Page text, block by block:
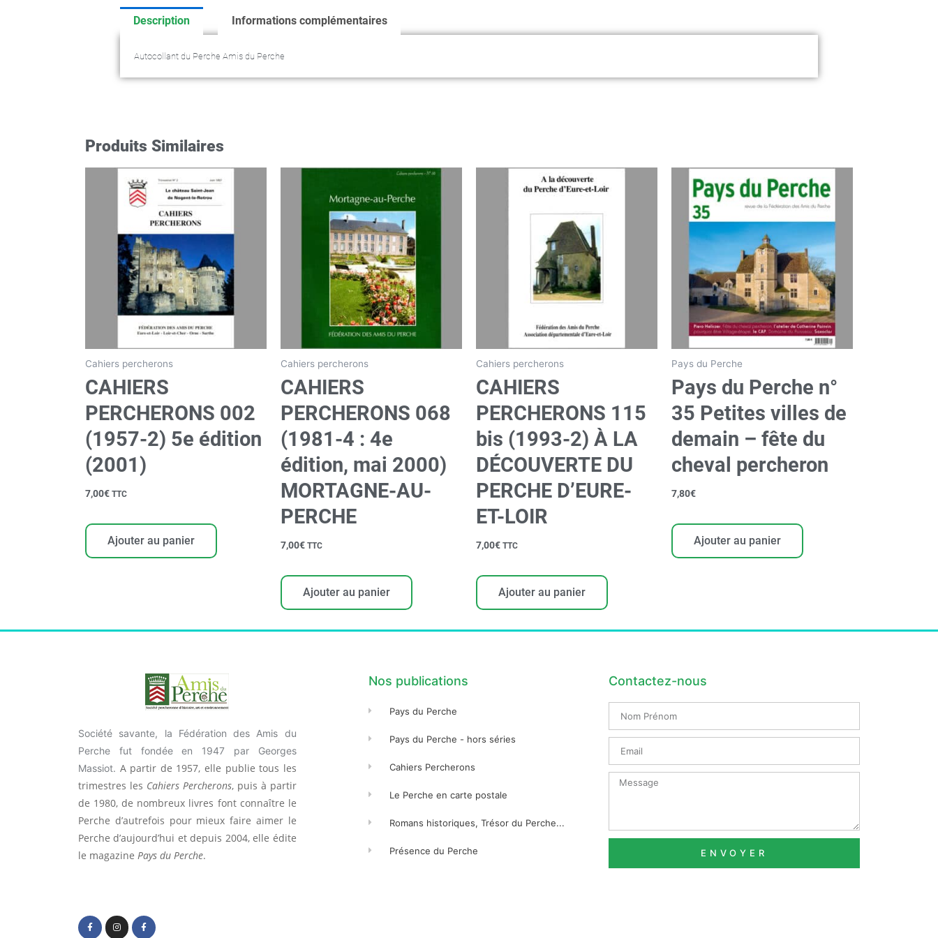
Description Informations complémentaires
Autocollant du Perche Amis du Perche
Produits Similaires
Cahiers percherons
CAHIERS
PERCHERONS 002
(1957-2) 5e édition
(2001)
7,00€ TTC
Ajouter au panier
Cahiers percherons
CAHIERS
PERCHERONS 068
(1981-4 : 4e
édition, mai 2000)
MORTAGNE-AU-
PERCHE
7,00€ TTC
Ajouter au panier
Cahiers percherons
CAHIERS
PERCHERONS 115
bis (1993-2) À LA
DÉCOUVERTE DU
PERCHE D’EURE-
ET-LOIR
7,00€ TTC
Ajouter au panier
Pays du Perche
Pays du Perche n°
35 Petites villes de
demain – fête du
cheval percheron
7,80€
Ajouter au panier
Société savante, la Fédération des Amis du
Perche fut fondée en 1947 par Georges
Massiot. A partir de 1957, elle publie tous les
trimestres les Cahiers Percherons, puis à partir
de 1980, de nombreux livres font connaître le
Perche d’autrefois pour mieux faire aimer le
Perche d’aujourd’hui et depuis 2004, elle édite
le magazine Pays du Perche.
c
e
b
s
t
a
c
e
b
Nos publications
Pays du Perche
Pays du Perche - hors séries
Cahiers Percherons
Le Perche en carte postale
Romans historiques, Trésor du Perche...
Présence du Perche
Contactez-nous
Prénom
Message
ENVOYER